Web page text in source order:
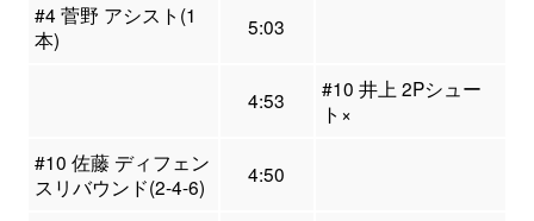
#4 菅野 アシスト(1
本)
5:03
4:53
#10 井上 2Pシュー
ト×
#10 佐藤 ディフェン
スリバウンド(2-4-6)
4:50